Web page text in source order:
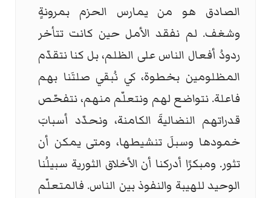
الصادق هو من يمارس الحزم بمرونةٍ
وشغف. لم نفقد الأمل حين كانت تتأخر
ردودُ أفعال الناس على الظلم، بل كنا نتقدّم
المظلومين بخطوة، كي نُبقي صلتَنا بهم
فاعلة. نتواضع لهم ونتعلّم منهم، نتفحّص
قدراتهم النضاليةَ الكامنة، ونحدّد أسبابَ
خمودها وسبلَ تنشيطها، ومتى يمكن أن
تثور. ومبكرًا أدركنا أن الأخلاق الثورية سبيلُنا
الوحيد للهيبة والنفوذ بين الناس. فالمتعلّم